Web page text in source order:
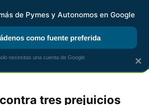
KIT DIGITAL RENTA
tres prejuicios
×
de Pymes y Autonomos en Google
como fuente preferida
necesitas una cuenta de Google